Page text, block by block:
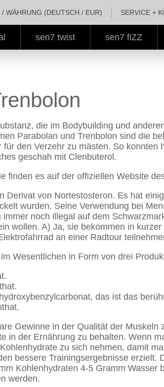
die im Bodybuilding und
Parabolan und Trenbolon sind die
für den Verzehr zu mästen. So
geschah mit Clenbuterol.
finden es auf der offiziellen Website
Derivat von Nortestosteron. Es hat
wurden. Seine Verwendung bei
immer noch illegal auf dem
wollen. A) Ja, sie bekommen in
an einer Radtour
Wesentlichen in Form von drei
das ist das
Gewinne in der Qualität der
in der Ernährung zu behalten. Wenn
zu sich nehmen, damit
bessere Trainingsergebnisse
Kohlenhydraten 4-5 Gramm
werden.
wiederbefüllbar für
sen7 twist sen7 fiZZ
/ WÄHRUNG (DEUTSCH / EUR) SERVICE +